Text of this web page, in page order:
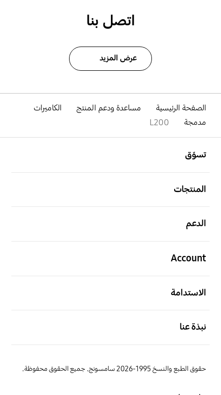
اتصل بنا
عرض المزيد
الصفحة الرئيسية مساعدة ودعم المنتج
الكاميرات
مدمجة
L200
تسوّق
المنتجات
الدعم
Account
الاستدامة
نبذة عنا
حقوق الطبع والنسخ 1995-2026 سامسونج. جميع الحقوق محفوظة.